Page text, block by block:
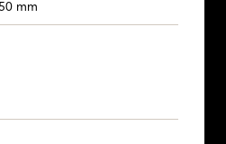
mm